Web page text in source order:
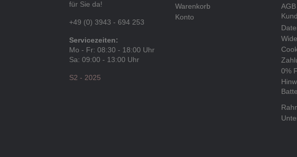
für Sie da!
+49 (0) 3943 - 694 253
Servicezeiten:
Mo - Fr: 08:30 - 18:00 Uhr
Sa: 09:00 - 13:00 Uhr
S2 - 2025
Warenkorb
Konto
0%